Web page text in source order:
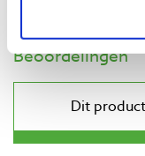
Beoordelingen